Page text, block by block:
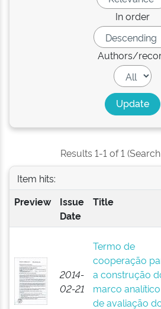
In order
Authors/
Results 1-1 of 1
Item hits:
Preview
Issue
Date
Title
2014-
02-21
Termo de
cooperação
a construção
marco analítico
de avaliação